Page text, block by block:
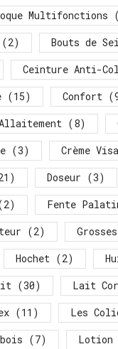
Multifonctions
(2) Bouts de
Ceinture Anti-
(15) Confort
(8)
(3) Crème
Doseur (3)
Fente
(2)
Hochet (2)
(30) Lait
(11) Les
(7) Lotion